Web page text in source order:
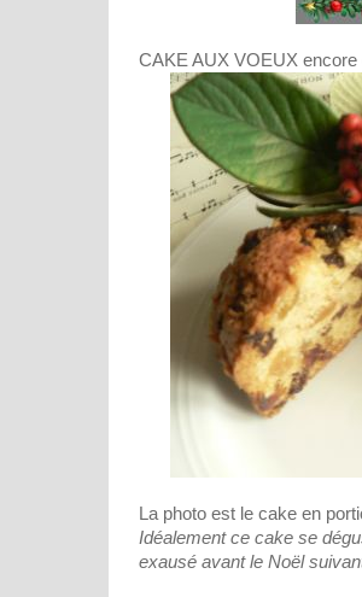
CAKE AUX VOEUX
La photo est le cake en
Idéalement ce cake se
exausé avant le Noël